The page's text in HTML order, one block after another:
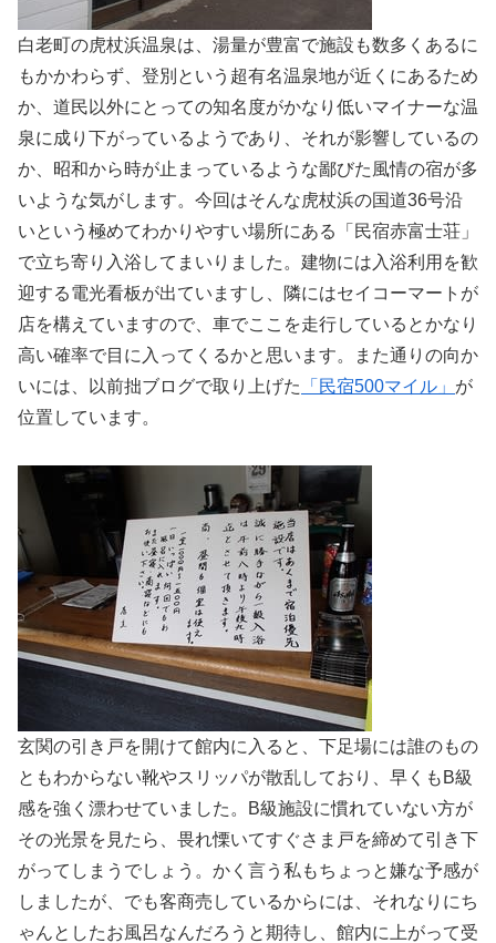
白老町の虎杖浜温泉は、湯量が豊富で施設も数多くあるに
もかかわらず、登別という超有名温泉地が近くにあるため
か、道民以外にとっての知名度がかなり低いマイナーな温
泉に成り下がっているようであり、それが影響しているの
か、昭和から時が止まっているような鄙びた風情の宿が多
いような気がします。今回はそんな虎杖浜の国道36号沿
いという極めてわかりやすい場所にある「民宿赤富士荘」
で立ち寄り入浴してまいりました。建物には入浴利用を歓
迎する電光看板が出ていますし、隣にはセイコーマートが
店を構えていますので、車でここを走行しているとかなり
高い確率で目に入ってくるかと思います。また通りの向か
いには、以前拙ブログで取り上げた
「民宿500マイル」 が
位置しています。
玄関の引き戸を開けて館内に入ると、下足場には誰のもの
ともわからない靴やスリッパが散乱しており、早くもB級
感を強く漂わせていました。B級施設に慣れていない方が
その光景を見たら、畏れ慄いてすぐさま戸を締めて引き下
がってしまうでしょう。かく言う私もちょっと嫌な予感が
しましたが、でも客商売しているからには、それなりにち
ゃんとしたお風呂なんだろうと期待し、館内に上がって受